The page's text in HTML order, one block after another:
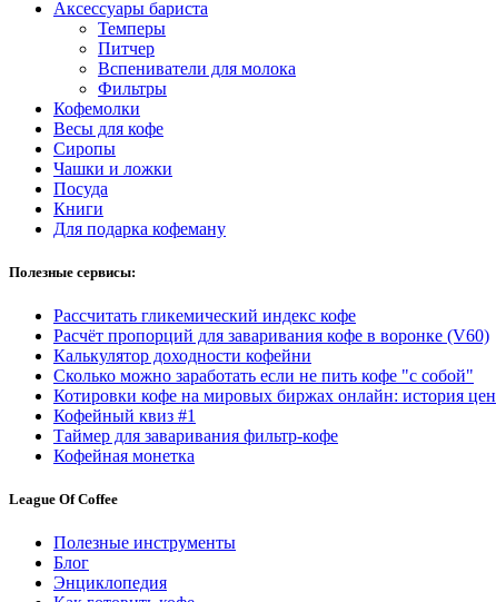
Аксессуары бариста
Темперы
Питчер
Вспениватели для молока
Фильтры
Кофемолки
Весы для кофе
Сиропы
Чашки и ложки
Посуда
Книги
Для подарка кофеману
Полезные сервисы:
Рассчитать гликемический индекс кофе
Расчёт пропорций для заваривания кофе в воронке (V60)
Калькулятор доходности кофейни
Сколько можно заработать если не пить кофе "с собой"
Котировки кофе на мировых биржах онлайн: история цен
Кофейный квиз #1
Таймер для заваривания фильтр-кофе
Кофейная монетка
League Of Coffee
Полезные инструменты
Блог
Энциклопедия